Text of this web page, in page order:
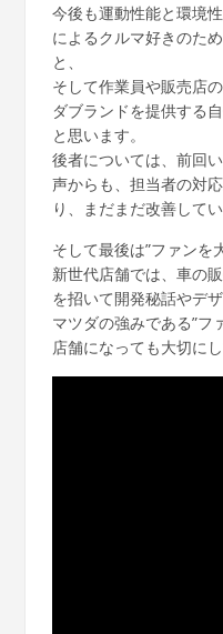
今後も運動性能と環境
によるクルマ好きのた
と、
そして作業員や販売店
ダブランドを提供する
と思います。
後者については、前回
声からも、担当者の対
り、まだまだ改善して
そして最後は”ファンを
新世代店舗では、車の
を招いて開発秘話やデ
マツダの強みである”フ
店舗になっても大切に